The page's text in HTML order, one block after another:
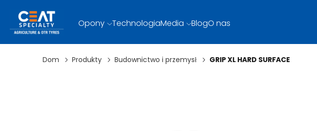
Opony TechnologiaMedia BlogO nas
Dom Produkty Budownictwo i przemysł GRIP XL HARD SURFACE